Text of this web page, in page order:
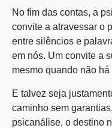
No fim das contas, a
convite a atravessar o
entre silêncios e
em nós. Um convite a
mesmo quando não
E talvez seja
caminho sem
psicanálise, o destino